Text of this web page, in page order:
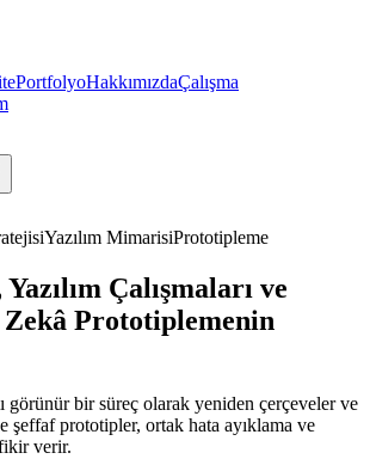
PortfolyoHakkımızdaÇalışma
Yazılım MimarisiPrototipleme
Çalışmaları ve
Zekâ Prototiplemenin
görünür bir süreç olarak yeniden çerçeveler ve
şeffaf prototipler, ortak hata ayıklama ve
verir.